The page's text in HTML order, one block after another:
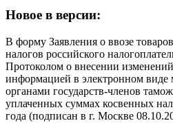
Новое в версии:
В форму Заявления о ввозе
налогов российского
Протоколом о внесении
информацией в электронном
органами государств-членов
уплаченных суммах косвенных
года (подписан в г. Москве